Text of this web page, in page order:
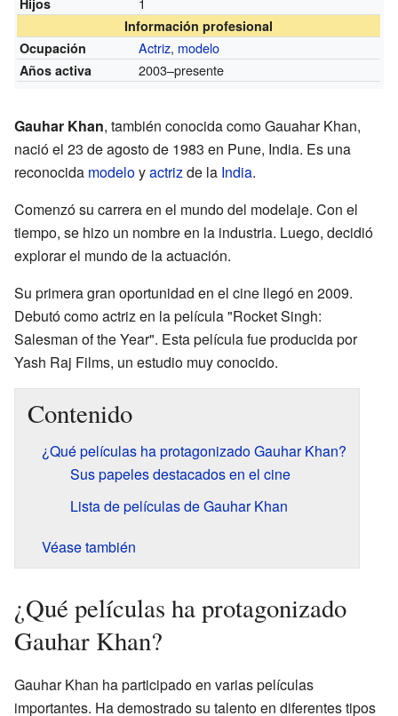
Información profesional
Ocupación
Actriz, modelo
Años activa 2003–presente
Gauhar Khan, también conocida como Gauahar Khan,
nació el 23 de agosto de 1983 en Pune, India. Es una
reconocida modeloyactrizde la India.
Comenzó su carrera en el mundo del modelaje. Con el
tiempo, se hizo un nombre en la industria. Luego, decidió
explorar el mundo de la actuación.
Su primera gran oportunidad en el cine llegó en 2009.
Debutó como actriz en la película "Rocket Singh:
Salesman of the Year". Esta película fue producida por
Yash Raj Films, un estudio muy conocido.
Contenido
¿Qué películas ha protagonizado Gauhar Khan?
Sus papeles destacados en el cine
Lista de películas de Gauhar Khan
Véase también
¿Qué películas ha protagonizado
Gauhar Khan?
Gauhar Khan ha participado en varias películas
importantes. Ha demostrado su talento en diferentes tipos